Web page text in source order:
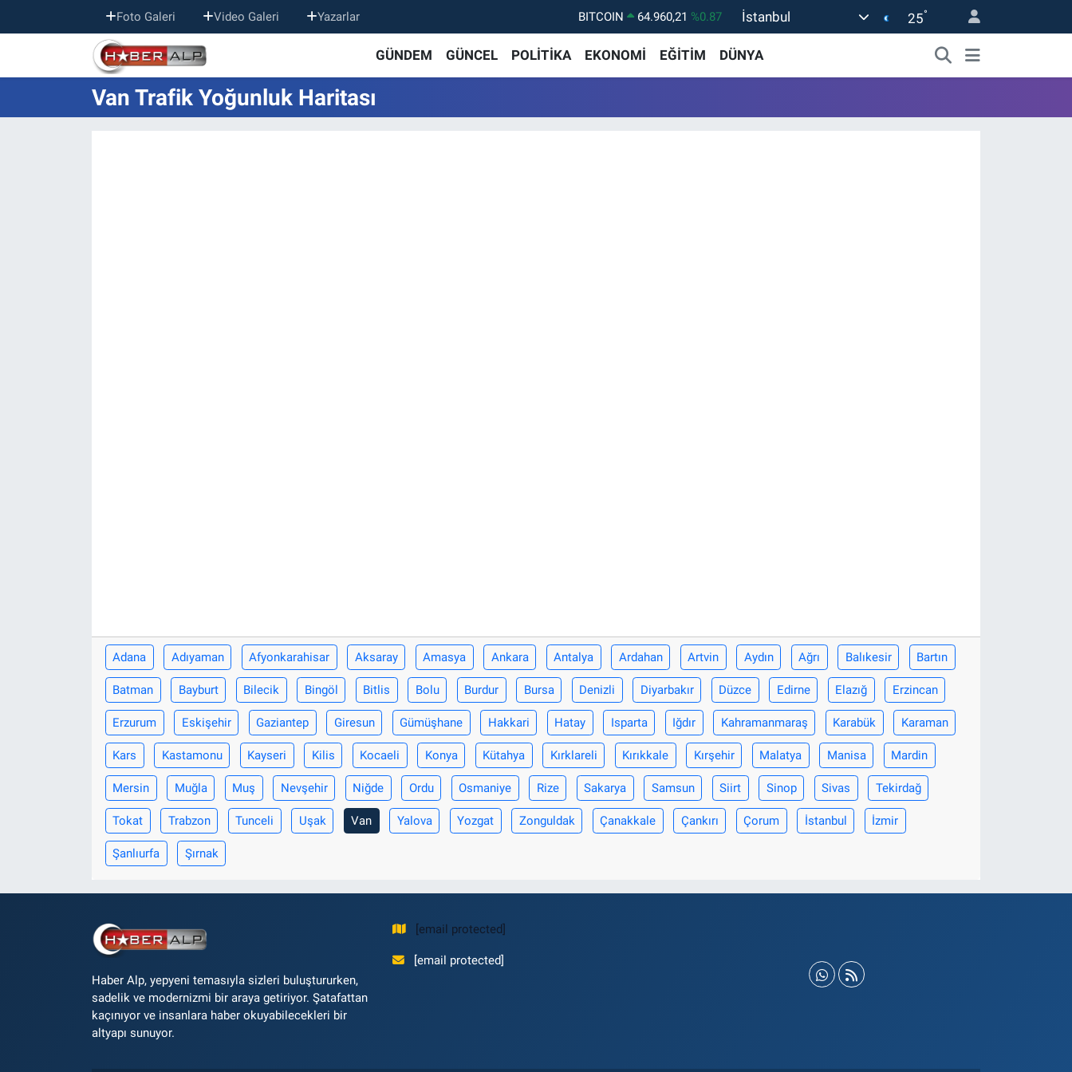
Foto Galeri Video Galeri Yazarlar BITCOIN 64.960,21 %0.87
47,7436
%0.18
EURO
55,2510 %0.32
İstanbul 25°
GÜNDEM GÜNCEL POLİTİKA EKONOMİ EĞİTİM DÜNYA
Van Trafik Yoğunluk Haritası
Adana Adıyaman Afyonkarahisar Aksaray Amasya Ankara Antalya Ardahan Artvin Aydın Ağrı Balıkesir Bartın
Batman Bayburt Bilecik Bingöl Bitlis Bolu Burdur Bursa Denizli Diyarbakır Düzce Edirne Elazığ Erzincan
Erzurum Eskişehir Gaziantep Giresun Gümüşhane Hakkari Hatay Isparta Iğdır Kahramanmaraş Karabük Karaman
Kars Kastamonu Kayseri Kilis Kocaeli Konya Kütahya Kırklareli Kırıkkale Kırşehir Malatya Manisa Mardin
Mersin Muğla Muş Nevşehir Niğde Ordu Osmaniye Rize Sakarya Samsun Siirt Sinop Sivas Tekirdağ
Tokat Trabzon Tunceli Uşak Van Yalova Yozgat Zonguldak Çanakkale Çankırı Çorum İstanbul İzmir
Şanlıurfa Şırnak
Haber Alp, yepyeni temasıyla sizleri buluştururken,
sadelik ve modernizmi bir araya getiriyor. Şatafattan
kaçınıyor ve insanlara haber okuyabilecekleri bir
altyapı sunuyor.
[email protected]
[email protected]
Nöbetçi Eczaneler
Hava Durumu